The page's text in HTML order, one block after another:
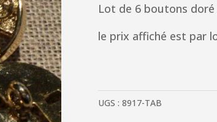
Lot de 6 boutons
le prix affiché est par
UGS : 8917-TAB